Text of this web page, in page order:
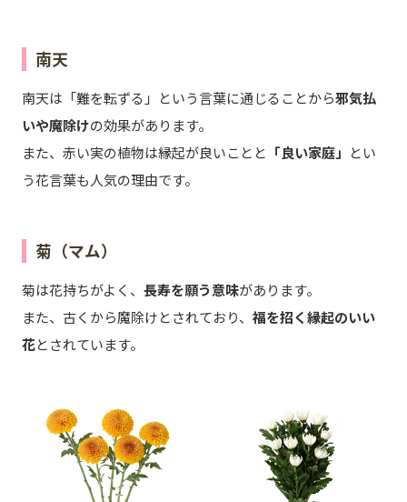
南天
南天は「難を転ずる」という言葉に通じることから邪気払
いや魔除けの効果があります。
また、赤い実の植物は縁起が良いことと 「良い家庭」 とい
う花言葉も人気の理由です。
菊（マム）
菊は花持ちがよく、 長寿を願う意味があります。
また、古くから魔除けとされており、 福を招く縁起のいい
花とされています。